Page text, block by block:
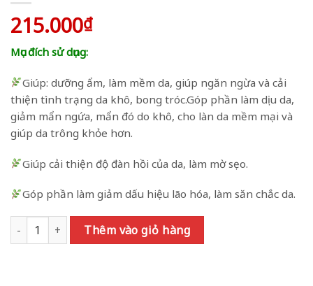
215.000₫
Mục đích sử dụng:
Giúp: dưỡng ẩm, làm mềm da, giúp ngăn ngừa và cải
thiện tình trạng da khô, bong tróc.Góp phần làm dịu da,
giảm mẩn ngứa, mẩn đó do khô, cho làn da mềm mại và
giúp da trông khỏe hơn.
Giúp cải thiện độ đàn hồi của da, làm mờ sẹo.
Góp phần làm giảm dấu hiệu lão hóa, làm săn chắc da.
Kem Dưỡng ẩm Multi 18 Đa Năng 20gr (Dưỡng Thể) số lượng
Thêm vào giỏ hàng